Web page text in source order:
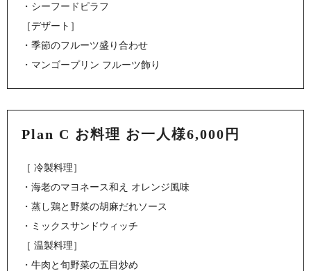
・シーフードピラフ
［デザート］
・季節のフルーツ盛り合わせ
・マンゴープリン フルーツ飾り
Plan C お料理 お一人様6,000円
［ 冷製料理］
・海老のマヨネース和え オレンジ風味
・蒸し鶏と野菜の胡麻だれソース
・ミックスサンドウィッチ
［ 温製料理］
・牛肉と旬野菜の五目炒め